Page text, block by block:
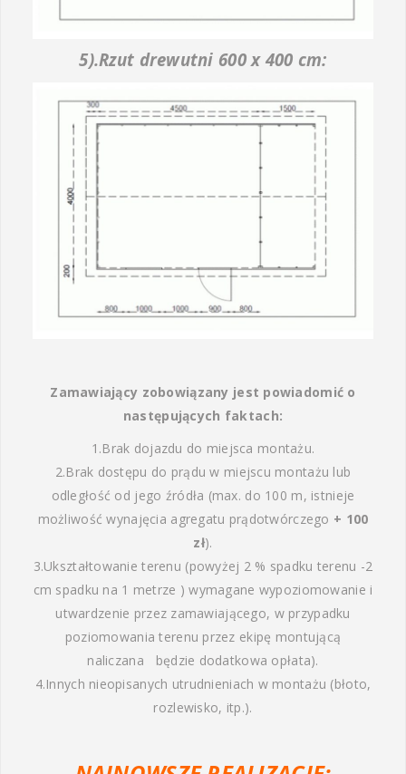
5).Rzut drewutni 600 x 400 cm:
Zamawiający zobowiązany jest powiadomić o
następujących faktach:
1.Brak dojazdu do miejsca montażu.
2.Brak dostępu do prądu w miejscu montażu lub
odległość od jego źródła (max. do 100 m, istnieje
możliwość wynajęcia agregatu prądotwórczego + 100
zł).
3.Ukształtowanie terenu (powyżej 2 % spadku terenu -2
cm spadku na 1 metrze ) wymagane wypoziomowanie i
utwardzenie przez zamawiającego, w przypadku
poziomowania terenu przez ekipę montującą
naliczana będzie dodatkowa opłata).
4.Innych nieopisanych utrudnieniach w montażu (błoto,
rozlewisko, itp.).